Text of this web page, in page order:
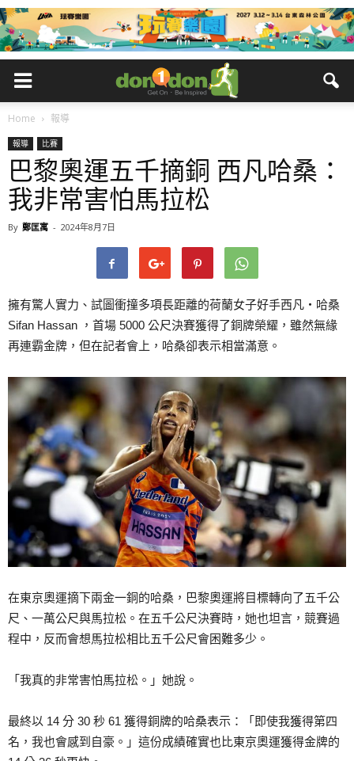
Home 報導
報導 比賽
巴黎奧運五千摘銅 西凡哈桑：
我非常害怕馬拉松
By 鄭匡寓 - 2024年8月7日
擁有驚人實力、試圖衝撞多項長距離的荷蘭女子好手西凡‧哈桑
Sifan Hassan ，首場 5000 公尺決賽獲得了銅牌榮耀，雖然無緣
再連霸金牌，但在記者會上，哈桑卻表示相當滿意。
在東京奧運摘下兩金一銅的哈桑，巴黎奧運將目標轉向了五千公
尺、一萬公尺與馬拉松。在五千公尺決賽時，她也坦言，競賽過
程中，反而會想馬拉松相比五千公尺會困難多少。
「我真的非常害怕馬拉松。」她說。
最終以 14 分 30 秒 61 獲得銅牌的哈桑表示：「即使我獲得第四
名，我也會感到自豪。」這份成績確實也比東京奧運獲得金牌的